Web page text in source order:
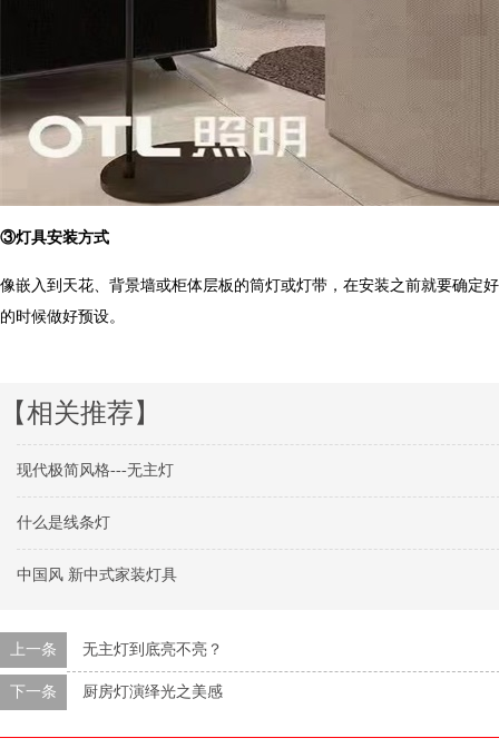
③灯具安装方式
像嵌入到天花、背景墙或柜体层板的筒灯或灯带，在安装之前就要确
的时候做好预设。
【相关推荐】
现代极简风格---无主灯
什么是线条灯
中国风 新中式家装灯具
上一条 无主灯到底亮不亮？
下一条 厨房灯演绎光之美感